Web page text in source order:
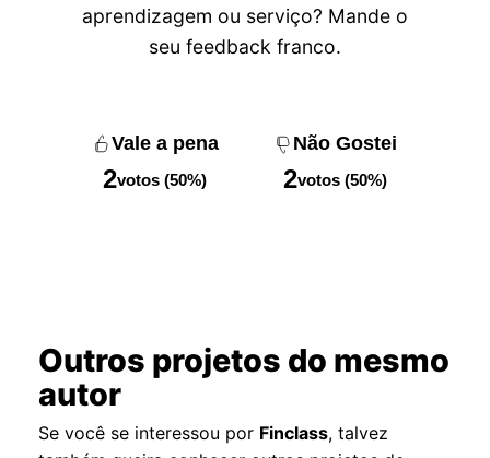
aprendizagem ou serviço? Mande o
seu feedback franco.
Vale a pena
2votos (50%)
Não Gostei
2votos (50%)
Outros projetos do mesmo
autor
Se você se interessou por Finclass, talvez